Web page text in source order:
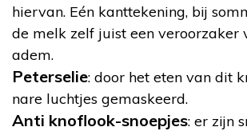
hiervan. Eén kanttekening, bij
de melk zelf juist een veroorzaker
adem.
Peterselie: door het eten van dit
nare luchtjes gemaskeerd.
Anti knoflook-snoepjes: er zijn